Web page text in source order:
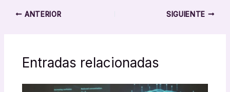
ANTERIOR SIGUIENTE
Entradas relacionadas